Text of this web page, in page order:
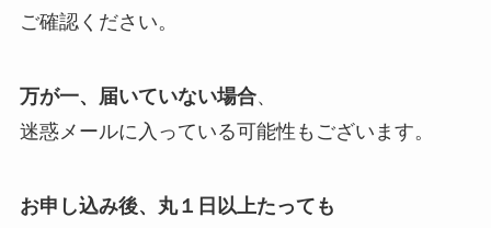
ご確認ください。
万が一、届いていない場合、
迷惑メールに入っている可能性もございます。
お申し込み後、丸１日以上たっても